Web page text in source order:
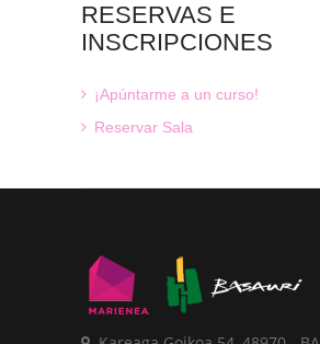
RESERVAS E
INSCRIPCIONES
¡Apúntarme a un curso!
Reservar Sala